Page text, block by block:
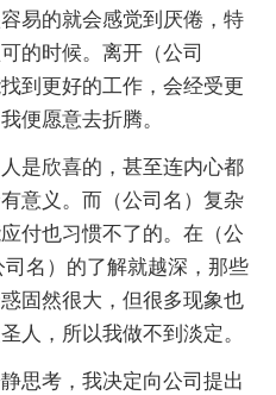
易的就会感觉到厌倦，特
的时候。离开（公司
到更好的工作，会经受更
便愿意去折腾。
是欣喜的，甚至连内心都
意义。而（公司名）复杂
付也习惯不了的。在（公
名）的了解就越深，那些
固然很大，但很多现象也
人，所以我做不到淡定。
思考，我决定向公司提出